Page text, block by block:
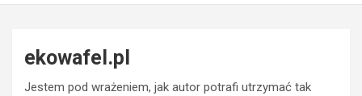
ekowafel.pl
Jestem pod wrażeniem, jak autor potrafi utrzymać tak